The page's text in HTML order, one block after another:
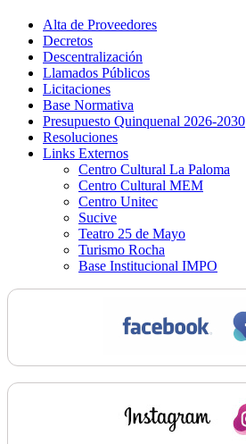
Alta de Proveedores
Decretos
Descentralización
Llamados Públicos
Licitaciones
Base Normativa
Presupuesto Quinquenal 2026-2030
Resoluciones
Links Externos
Centro Cultural La Paloma
Centro Cultural MEM
Centro Unitec
Sucive
Teatro 25 de Mayo
Turismo Rocha
Base Institucional IMPO